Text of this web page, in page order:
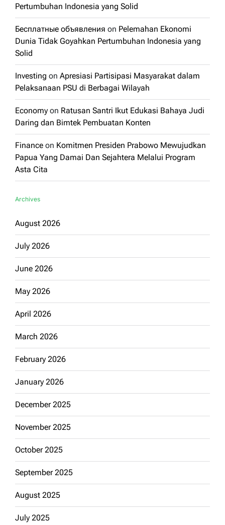
Pertumbuhan Indonesia yang Solid
Бесплатные объявления on Pelemahan Ekonomi
Dunia Tidak Goyahkan Pertumbuhan Indonesia yang
Solid
Investing on Apresiasi Partisipasi Masyarakat dalam
Pelaksanaan PSU di Berbagai Wilayah
Economy on Ratusan Santri Ikut Edukasi Bahaya Judi
Daring dan Bimtek Pembuatan Konten
Finance on Komitmen Presiden Prabowo Mewujudkan
Papua Yang Damai Dan Sejahtera Melalui Program
Asta Cita
Archives
August 2026
July 2026
June 2026
May 2026
April 2026
March 2026
February 2026
January 2026
December 2025
November 2025
October 2025
September 2025
August 2025
July 2025